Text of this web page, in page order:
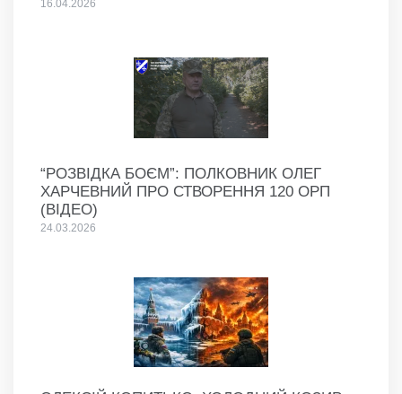
16.04.2026
“РОЗВІДКА БОЄМ”: ПОЛКОВНИК ОЛЕГ
ХАРЧЕВНИЙ ПРО СТВОРЕННЯ 120 ОРП
(ВІДЕО)
24.03.2026